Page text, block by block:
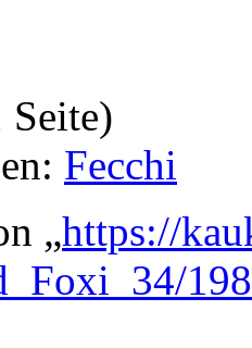
Seite)
Fecchi
„https://